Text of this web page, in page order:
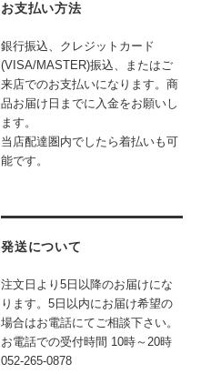
お支払い方法
銀行振込、クレジットカード
(VISA/MASTER)振込、またはご
来店でのお支払いになります。商
品お届け日までに入金をお願いし
ます。
当店配達圏内でしたら着払いも可
能です。
発送について
注文日より5日以降のお届けにな
ります。5日以内にお届け希望の
場合はお電話にてご相談下さい。
お電話での受付時間 10時～20時
052-265-0878